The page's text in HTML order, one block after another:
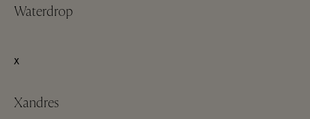
Waterdrop
X
Xandres